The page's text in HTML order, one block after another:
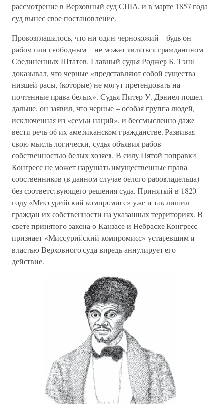
рассмотрение в Верховный суд США, и в марте 1857 года
суд вынес свое постановление.
Провозглашалось, что ни один чернокожий – будь он
рабом или свободным – не может являться гражданином
Соединенных Штатов. Главный судья Роджер Б. Тэни
доказывал, что черные «представляют собой существа
низшей расы, (которые) не могут претендовать на
почтенные права белых». Судья Питер У. Дэниел пошел
дальше, он заявил, что черные – особая группа людей,
исключенная из «семьи наций», и бессмысленно даже
вести речь об их американском гражданстве. Развивая
свою мысль логически, судья объявил рабов
собственностью белых хозяев. В силу Пятой поправки
Конгресс не может нарушать имущественные права
собственников (в данном случае белого рабовладельца)
без соответствующего решения суда. Принятый в 1820
году «Миссурийский компромисс» уже и так лишил
граждан их собственности на указанных территориях. В
свете принятого закона о Канзасе и Небраске Конгресс
признает «Миссурийский компромисс» устаревшим и
властью Верховного суда впредь аннулирует его
действие.